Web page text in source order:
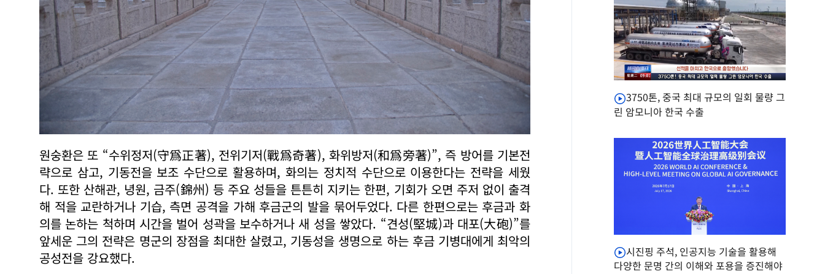
원숭환은 또 “수위정저(守爲正著), 전위기저(戰爲奇著), 화위방저(和爲旁著)”, 즉 방어를 기본전
략으로 삼고, 기동전을 보조 수단으로 활용하며, 화의는 정치적 수단으로 이용한다는 전략을 세웠
다. 또한 산해관, 녕원, 금주(錦州) 등 주요 성들을 튼튼히 지키는 한편, 기회가 오면 주저 없이 출격
해 적을 교란하거나 기습, 측면 공격을 가해 후금군의 발을 묶어두었다. 다른 한편으로는 후금과 화
의를 논하는 척하며 시간을 벌어 성곽을 보수하거나 새 성을 쌓았다. “견성(堅城)과 대포(大砲)”를
앞세운 그의 전략은 명군의 장점을 최대한 살렸고, 기동성을 생명으로 하는 후금 기병대에게 최악의
공성전을 강요했다.
3750톤, 중국 최대 규모의 일회 물량 그
린 암모니아 한국 수출
시진핑 주석, 인공지능 기술을 활용해
다양한 문명 간의 이해와 포용을 증진해야